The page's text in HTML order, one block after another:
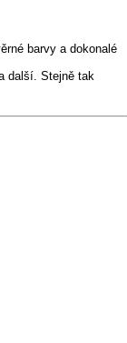
barvy a dokonalé
další. Stejně tak